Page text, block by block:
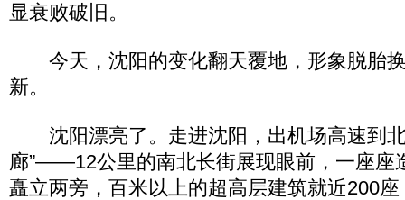
显衰败破旧。
今天，沈阳的变化翻天覆地，形象脱胎
新。
沈阳漂亮了。走进沈阳，出机场高速到北
廊”——12公里的南北长街展现眼前，一座座
矗立两旁，百米以上的超高层建筑就近200